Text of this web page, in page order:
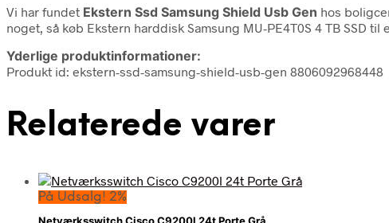
Vi har fundet Ekstern Ssd Samsung Shield Usb Gen hos
noget, så køb Ekstern harddisk Samsung MU-PE4T0S 4 TB SSD
Yderlige produktinformationer:
Produkt id: ekstern-ssd-samsung-shield-usb-gen 8806092968448
Relaterede varer
På Udsalg! 2%